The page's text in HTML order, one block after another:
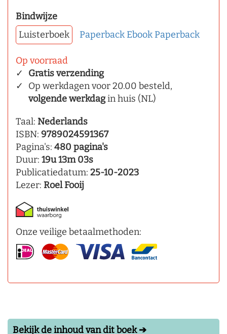
Bindwijze
Luisterboek
Paperback Ebook Paperback
Op voorraad
Gratis verzending
Op werkdagen voor 20.00 besteld,
volgende werkdagin huis (NL)
Taal: Nederlands
ISBN: 9789024591367
Pagina's: 480 pagina's
Duur: 19u 13m 03s
Publicatiedatum: 25-10-2023
Lezer: Roel Fooij
Onze veilige betaalmethoden:
Bekijk de inhoud van dit boek ➔